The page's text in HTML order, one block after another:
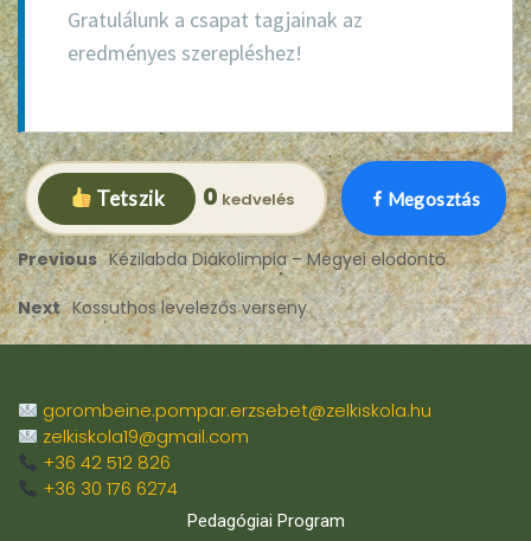
Gratulálunk a csapat tagjainak az
eredményes szerepléshez!
Tetszik 0 Megosztás
Previous Kézilabda Diákolimpia – Megyei elődöntő
Next Kossuthos levelezős verseny
gorombeine.pompar.erzsebet@zelkiskola.hu
zelkiskola19@gmail.com
+36 42 512 826
+36 30 176 6274
Pedagógiai Program